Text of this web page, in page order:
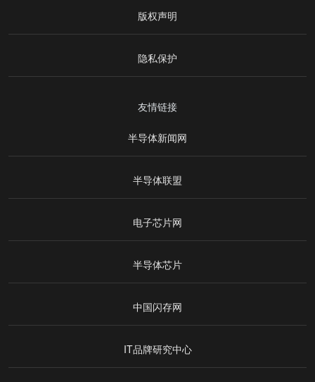
版权声明
隐私保护
友情链接
半导体新闻网
半导体联盟
电子芯片网
半导体芯片
中国闪存网
IT品牌研究中心